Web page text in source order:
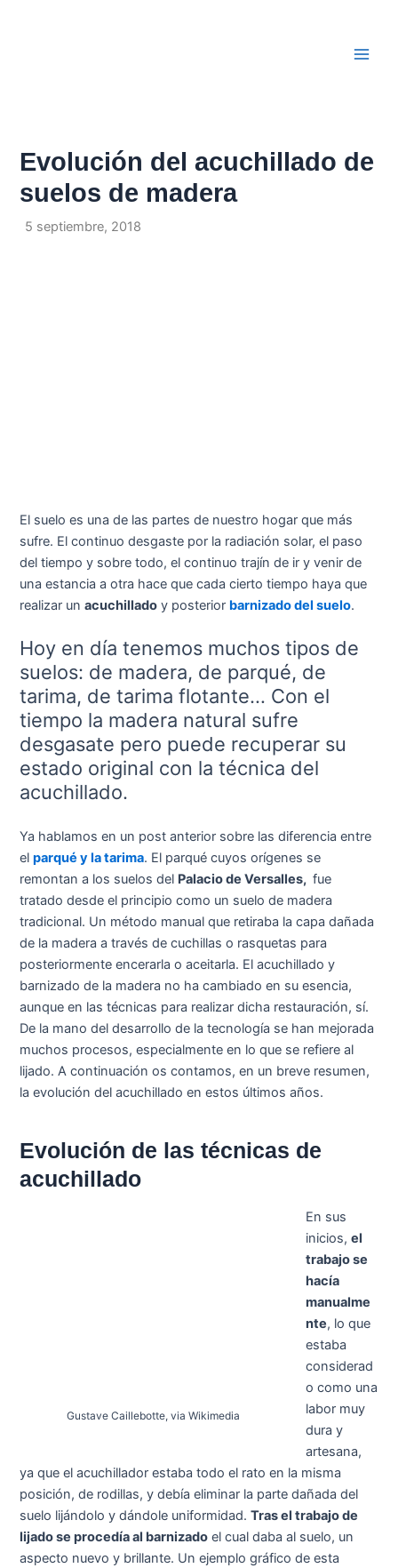
Evolución del acuchillado de
suelos de madera
5 septiembre, 2018
El suelo es una de las partes de nuestro hogar que más
sufre. El continuo desgaste por la radiación solar, el paso
del tiempo y sobre todo, el continuo trajín de ir y venir de
una estancia a otra hace que cada cierto tiempo haya que
realizar unacuchillado y posterior barnizado del suelo.
Hoy en día tenemos muchos tipos de
suelos: de madera, de parqué, de
tarima, de tarima flotante… Con el
tiempo la madera natural sufre
desgasate pero puede recuperar su
estado original con la técnica del
acuchillado.
Ya hablamos en un post anterior sobre las diferencia entre
elparqué y la tarima. El parqué cuyos orígenes se
remontan a los suelos del Palacio de Versalles, fue
tratado desde el principio como un suelo de madera
tradicional. Un método manual que retiraba la capa dañada
de la madera a través de cuchillas o rasquetas para
posteriormente encerarla o aceitarla. El acuchillado y
barnizado de la madera no ha cambiado en su esencia,
aunque en las técnicas para realizar dicha restauración, sí.
De la mano del desarrollo de la tecnología se han mejorada
muchos procesos, especialmente en lo que se refiere al
lijado. A continuación os contamos, en un breve resumen,
la evolución del acuchillado en estos últimos años.
Evolución de las técnicas de
acuchillado
Gustave Caillebotte, via Wikimedia
En sus
inicios,el
trabajo se
hacía
manualme
nte, lo que
estaba
considerad
o como una
labor muy
dura y
artesana,
ya que el acuchillador estaba todo el rato en la misma
posición, de rodillas, y debía eliminar la parte dañada del
suelo lijándolo y dándole uniformidad.Tras el trabajo de
lijado se procedía al barnizado el cual daba al suelo, un
aspecto nuevo y brillante. Un ejemplo gráfico de esta